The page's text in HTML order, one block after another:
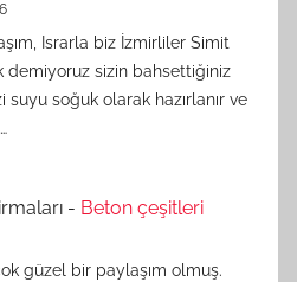
Israrla biz İzmirliler Simit
demiyoruz sizin bahsettiğiniz
suyu soğuk olarak hazırlanır ve
- Beton çeşitleri
güzel bir paylaşım olmuş.